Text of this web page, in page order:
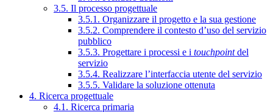
3.5. Il processo progettuale
3.5.1. Organizzare il progetto e la sua gestione
3.5.2. Comprendere il contesto d’uso del servizio
pubblico
3.5.3. Progettare i processi e i touchpointdel
servizio
3.5.4. Realizzare l’interfaccia utente del servizio
3.5.5. Validare la soluzione ottenuta
4. Ricerca progettuale
4.1. Ricerca primaria